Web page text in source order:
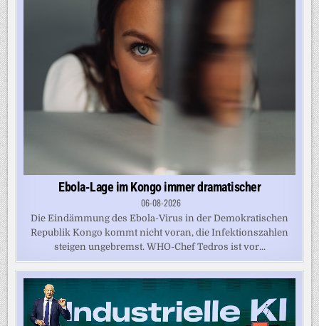
Ebola-Lage im Kongo immer dramatischer
06-08-2026
Die Eindämmung des Ebola-Virus in der Demokratischen
Republik Kongo kommt nicht voran, die Infektionszahlen
steigen ungebremst. WHO-Chef Tedros ist vor...